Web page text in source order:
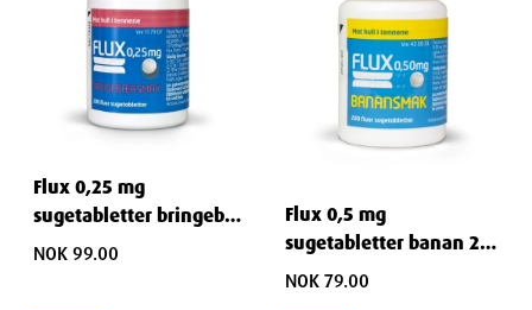
Flux 0,25 mg
sugetabletter bringebær
200 stk
NOK 99.00
Flux 0,5 mg
sugetabletter banan 200
stk
NOK 79.00